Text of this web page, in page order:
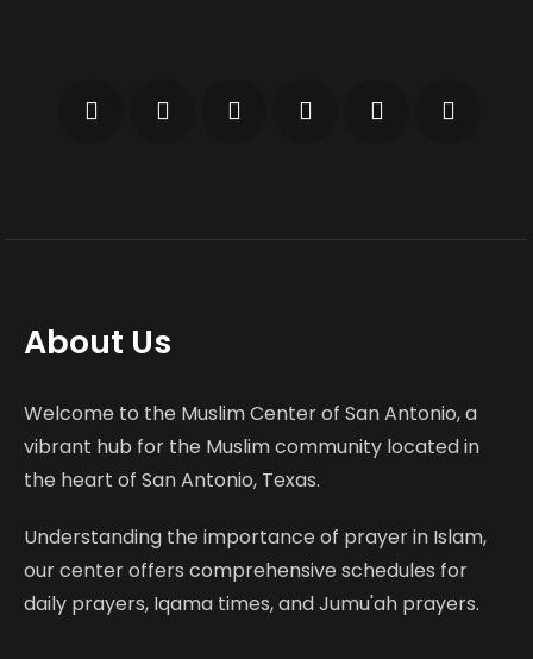
About Us
Welcome to the Muslim Center of San Antonio, a
vibrant hub for the Muslim community located in
the heart of San Antonio, Texas.
Understanding the importance of prayer in Islam,
our center offers comprehensive schedules for
daily prayers, Iqama times, and Jumu'ah prayers.